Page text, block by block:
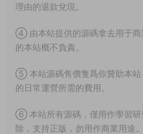
理由的退款兌現。
④ 由本站提供的源碼拿去用于商
的本站概不負責。
⑤ 本站源碼售價隻爲你贊助本站
的日常運營所需的費用。
⑥ 本站所有源碼，僅用作學習研
除，支持正版，勿用作商業用途。